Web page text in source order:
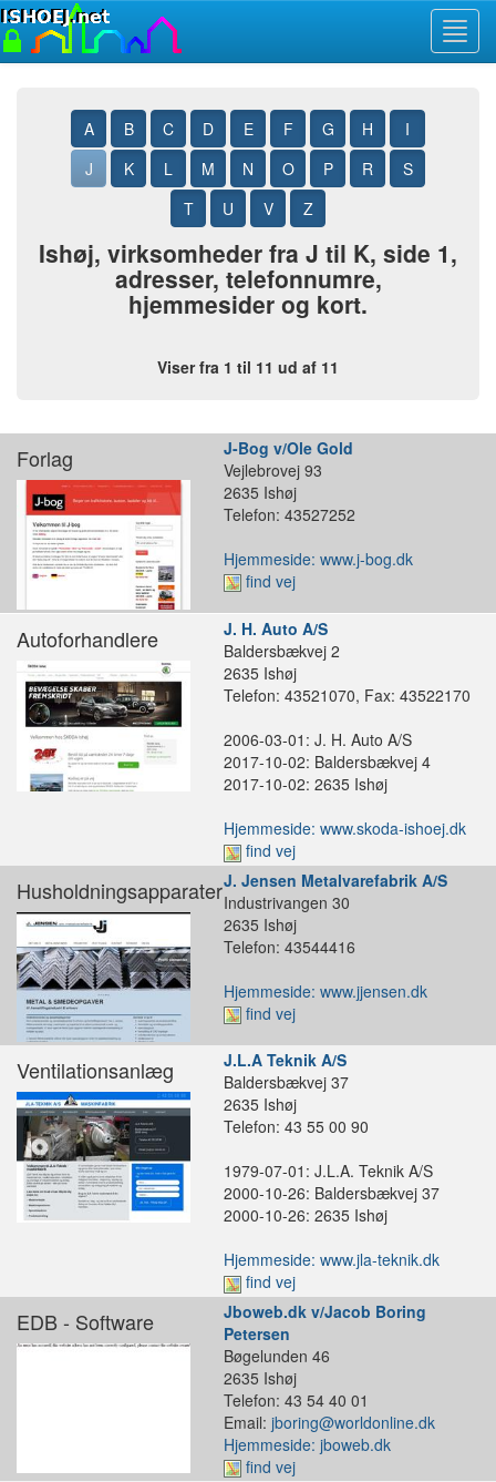
A B C D E F G H
I
J
K L M N O P R
S
T
U V Z
Ishøj, virksomheder fra J til K, side 1,
adresser, telefonnumre,
hjemmesider og kort.
Viser fra 1 til 11 ud af 11
Forlag
J-Bog v/Ole Gold
Vejlebrovej 93
2635 Ishøj
Telefon: 43527252
Hjemmeside: www.j-bog.dk
find vej
Autoforhandlere
J. H. Auto A/S
Baldersbækvej 2
2635 Ishøj
Telefon: 43521070, Fax: 43522170
2006-03-01: J. H. Auto A/S
2017-10-02: Baldersbækvej 4
2017-10-02: 2635 Ishøj
Hjemmeside: www.skoda-ishoej.dk
find vej
HusholdningsapparaterJ. Jensen Metalvarefabrik A/S
Industrivangen 30
2635 Ishøj
Telefon: 43544416
Hjemmeside: www.jjensen.dk
find vej
Ventilationsanlæg
J.L.A Teknik A/S
Baldersbækvej 37
2635 Ishøj
Telefon: 43 55 00 90
1979-07-01: J.L.A. Teknik A/S
2000-10-26: Baldersbækvej 37
2000-10-26: 2635 Ishøj
Hjemmeside: www.jla-teknik.dk
find vej
EDB - Software
Jboweb.dk v/Jacob Boring
Petersen
Bøgelunden 46
2635 Ishøj
Telefon: 43 54 40 01
Email: jboring@worldonline.dk
Hjemmeside: jboweb.dk
find vej